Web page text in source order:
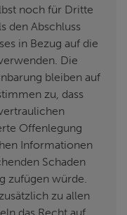
noch für Dritte
den Abschluss
in Bezug auf die
Die
bleiben auf
zu, dass
Offenlegung
Informationen
Schaden
zufügen würde.
zu allen